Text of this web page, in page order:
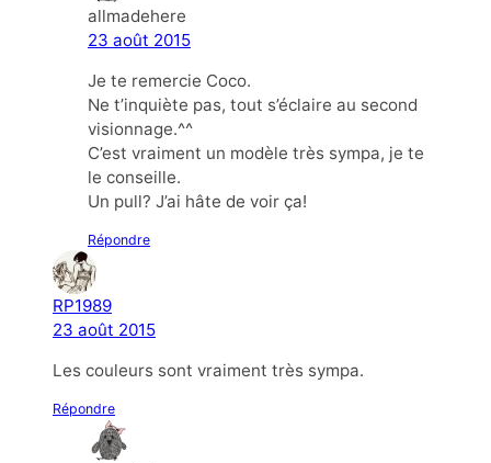
allmadehere
23 août 2015
Je te remercie Coco.
Ne t’inquiète pas, tout s’éclaire au second
visionnage.^^
C’est vraiment un modèle très sympa, je te
le conseille.
Un pull? J’ai hâte de voir ça!
Répondre
RP1989
23 août 2015
Les couleurs sont vraiment très sympa.
Répondre